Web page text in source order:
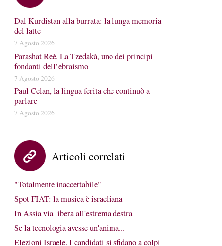
Dal Kurdistan alla burrata: la lunga memoria
del latte
7 Agosto 2026
Parashat Reè. La Tzedakà, uno dei principi
fondanti dell’ebraismo
7 Agosto 2026
Paul Celan, la lingua ferita che continuò a
parlare
7 Agosto 2026
Articoli correlati
"Totalmente inaccettabile"
Spot FIAT: la musica è israeliana
In Assia via libera all'estrema destra
Se la tecnologia avesse un'anima...
Elezioni Israele. I candidati si sfidano a colpi